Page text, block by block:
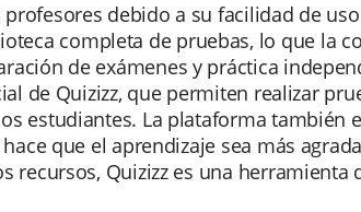
debido a su facilidad de
completa de pruebas, lo que la
de exámenes y práctica
de Quizizz, que permiten realizar
estudiantes. La plataforma también
que el aprendizaje sea más
recursos, Quizizz es una herramienta